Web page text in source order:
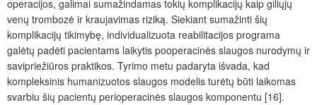
operacijos, galimai sumažindamas tokių komplikacijų kaip giliųjų
venų trombozė ir kraujavimas riziką. Siekiant sumažinti šių
komplikacijų tikimybę, individualizuota reabilitacijos programa
galėtų padėti pacientams laikytis pooperacinės slaugos nurodymų ir
savipriežiūros praktikos. Tyrimo metu padaryta išvada, kad
kompleksinis humanizuotos slaugos modelis turėtų būti laikomas
svarbiu šių pacientų perioperacinės slaugos komponentu [16].